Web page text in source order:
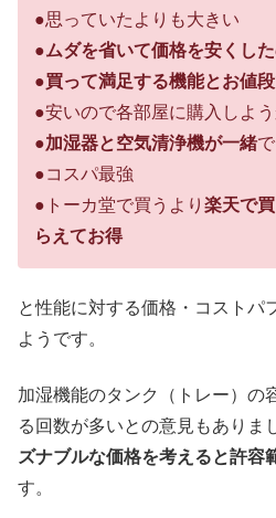
●思っていたよりも大きい
●ムダを省いて価格を安くし
●買って満足する機能とお値段
●安いので各部屋に購入しよ
●加湿器と空気清浄機が一緒
●コスパ最強
●トーカ堂で買うより 楽天で
らえてお得
と性能に対する価格・コストパ
ようです。
加湿機能のタンク（トレー）の
る回数が多いとの意見もありま
ズナブルな価格を考えると許容
す。